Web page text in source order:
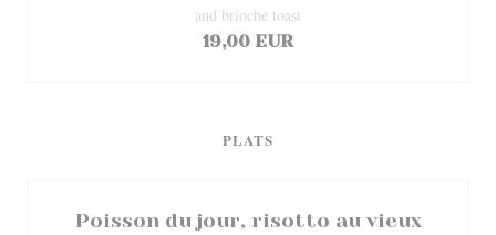
and brioche toast
19,00 EUR
PLATS
Poisson du jour, risotto au vieux